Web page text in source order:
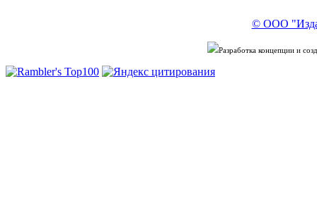
© ООО
Разработка концепции и